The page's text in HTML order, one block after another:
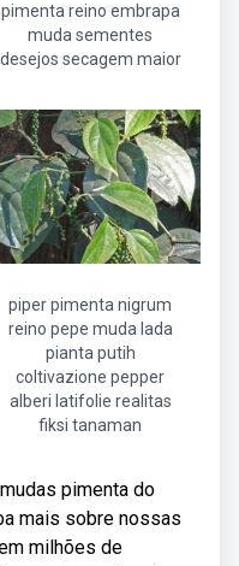
pimenta reino embrapa
muda sementes
desejos secagem maior
piper pimenta nigrum
reino pepe muda lada
pianta putih
coltivazione pepper
alberi latifolie realitas
fiksi tanaman
pimenta do
mais sobre nossas
milhões de